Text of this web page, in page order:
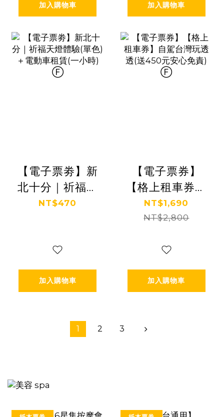
加入購物車 加入購物車
【電子票劵】新
北十分｜祈福天
燈體驗(單色)＋
NT$470
加入購物車
【電子票券】
【格上租車券】
自駕台灣玩透透
(送450元安心免
NT$1,690
NT$2,800
加入購物車
1 2 3